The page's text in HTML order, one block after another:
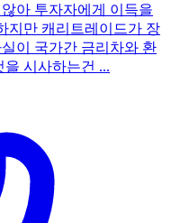
아 투자자에게 이득을
지만 캐리트레이드가 장
이 국가간 금리차와 환
시사하는건 ...